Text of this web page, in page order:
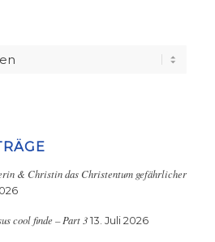
& Christin das Christentum gefährlicher
cool finde – Part 3 13. Juli 2026